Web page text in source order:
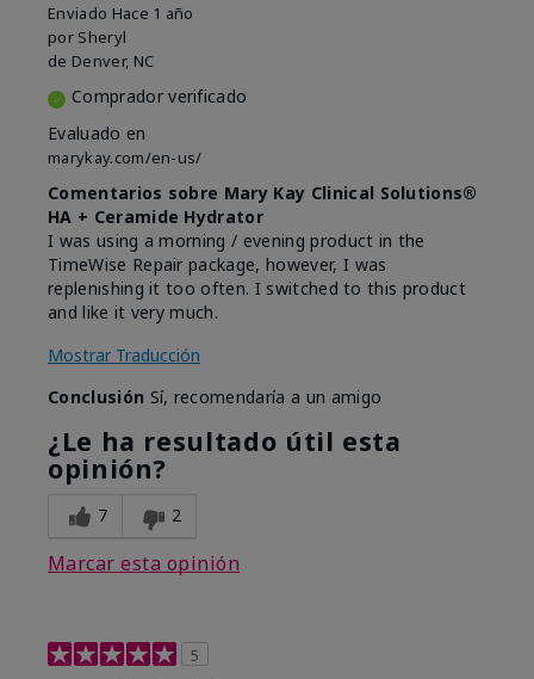
Enviado Hace 1 año
por Sheryl
de Denver, NC
Comprador verificado
Evaluado en
marykay.com/en-us/
Comentarios sobre Mary Kay Clinical Solutions®
HA + Ceramide Hydrator
I was using a morning / evening product in the
TimeWise Repair package, however, I was
replenishing it too often. I switched to this product
and like it very much.
Mostrar Traducción
Conclusión Sí, recomendaría a un amigo
¿Le ha resultado útil esta
opinión?
7 2
Marcar esta opinión
5